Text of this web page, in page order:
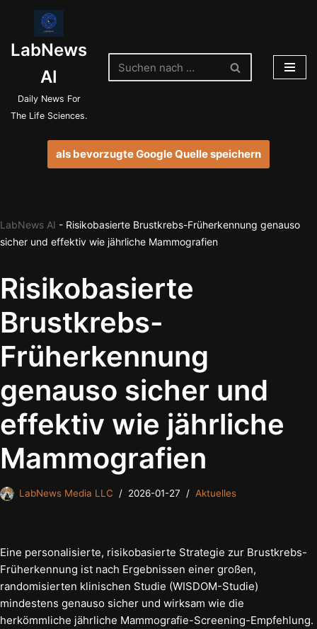
Inhalt
springen
LabNews
AI
Daily News For
The Life Sciences.
als bevorzugte Google Quelle speichern
LabNews AI - Risikobasierte Brustkrebs-Früherkennung genauso
sicher und effektiv wie jährliche Mammografien
Risikobasierte
Brustkrebs-
Früherkennung
genauso sicher und
effektiv wie jährliche
Mammografien
LabNews Media LLC 2026-01-27 Aktuelles
Eine personalisierte, risikobasierte Strategie zur Brustkrebs-
Früherkennung ist nach Ergebnissen einer großen,
randomisierten klinischen Studie (WISDOM-Studie)
mindestens genauso sicher und wirksam wie die
herkömmliche jährliche Mammografie-Screening-Empfehlung.